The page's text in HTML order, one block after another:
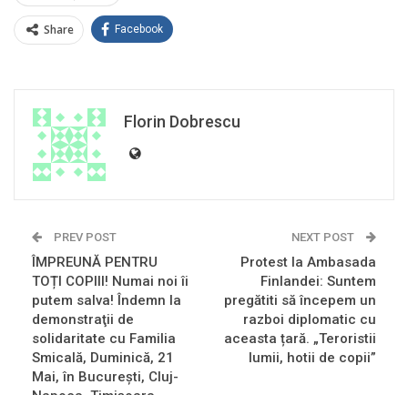
Share Facebook
Florin Dobrescu
PREV POST
ÎMPREUNĂ PENTRU
TOȚI COPIII! Numai noi îi
putem salva! Îndemn la
demonstraţii de
solidaritate cu Familia
Smicală, Duminică, 21
Mai, în Bucureşti, Cluj-
NEXT POST
Protest la Ambasada
Finlandei: Suntem
pregătiti să începem un
razboi diplomatic cu
aceasta țară. „Teroristii
lumii, hotii de copii”